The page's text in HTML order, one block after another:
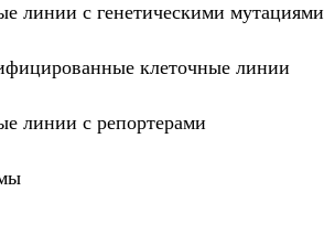
линии с генетическими мутациями
клеточные линии
линии с репортерами